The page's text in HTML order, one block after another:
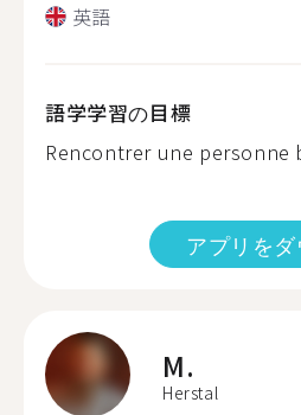
英語
語学学習の目標
Rencontrer une personne
アプリを
M.
Herstal